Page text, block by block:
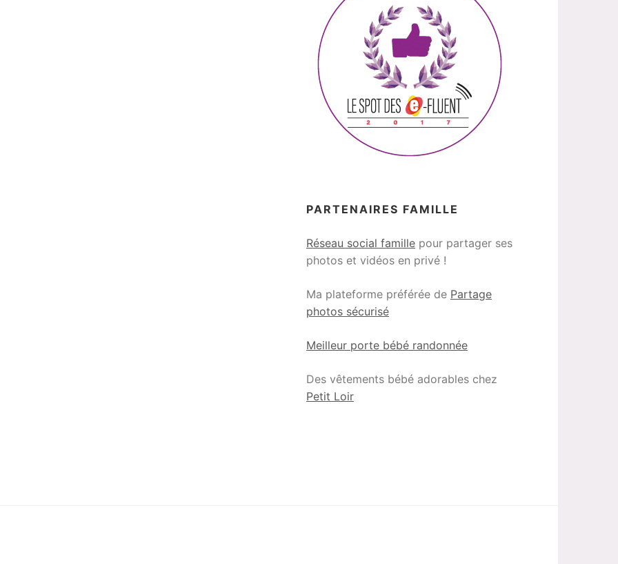
PARTENAIRES FAMILLE
Réseau social famille pour partager ses
photos et vidéos en privé !
Ma plateforme préférée de Partage
photos sécurisé
Meilleur porte bébé randonnée
Des vêtements bébé adorables chez
Petit Loir